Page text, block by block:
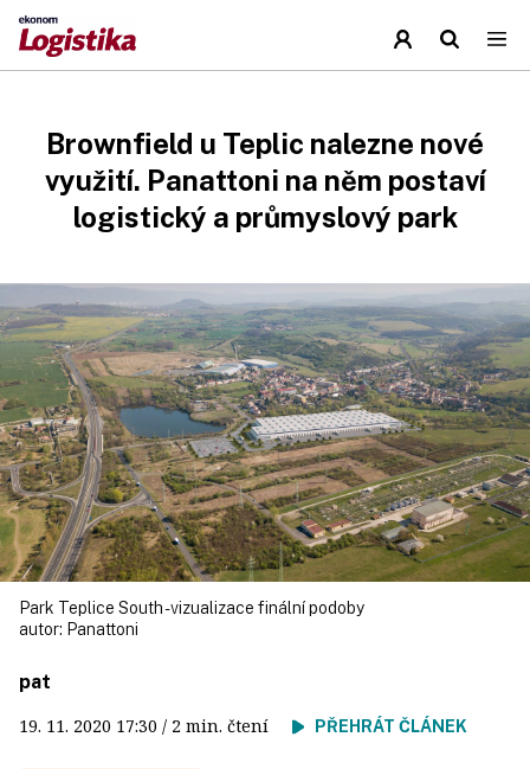
Brownfield u Teplic nalezne nové
využití. Panattoni na něm postaví
logistický a průmyslový park
Park Teplice South - vizualizace finální podoby
autor: Panattoni
pat
19. 11. 2020 17:30 / 2 min. čtení PŘEHRÁT ČLÁNEK